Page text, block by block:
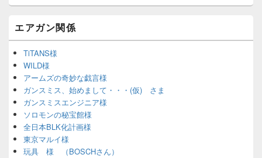
エアガン関係
TiTANS様
WILD様
アームズの奇妙な戯言様
ガンスミス、始めまして・・・(仮) さま
ガンスミスエンジニア様
ソロモンの秘宝館様
全日本BLK化計画様
東京マルイ様
玩具 様 （BOSCHさん）